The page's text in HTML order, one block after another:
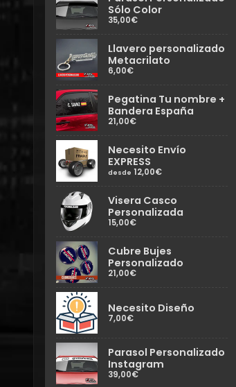
Sólo Color
35,00€
Llavero personalizado
Metacrilato
6,00€
Pegatina Tu nombre +
Bandera España
21,00€
Necesito Envío
EXPRESS
desde 12,00€
Visera Casco
Personalizada
15,00€
Cubre Bujes
Personalizado
21,00€
Necesito Diseño
7,00€
Parasol Personalizado
Instagram
39,00€